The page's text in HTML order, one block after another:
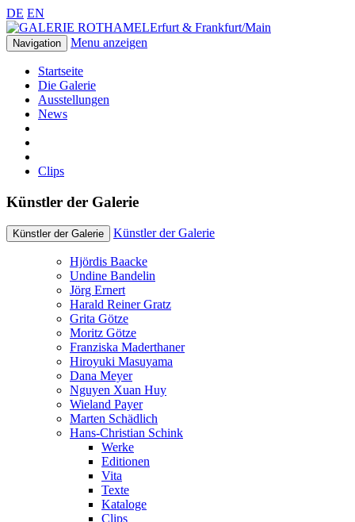
DE EN
Erfurt & Frankfurt/Main
Navigation Menu anzeigen
Startseite
Die Galerie
Ausstellungen
News
Clips
Künstler der Galerie
Künstler der Galerie Künstler der Galerie
Hjördis Baacke
Undine Bandelin
Jörg Ernert
Harald Reiner Gratz
Grita Götze
Moritz Götze
Franziska Maderthaner
Hiroyuki Masuyama
Dana Meyer
Nguyen Xuan Huy
Wieland Payer
Marten Schädlich
Hans-Christian Schink
Werke
Editionen
Vita
Texte
Kataloge
Clips